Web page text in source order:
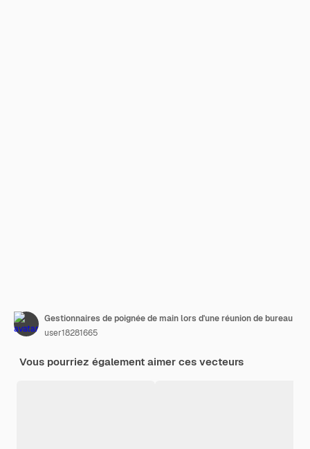
Gestionnaires de poignée de main lors d'une réunion de bureau
user18281665
Vous pourriez également aimer ces vecteurs